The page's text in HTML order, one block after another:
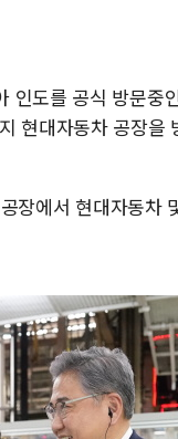
인도를 공식 방문중
현대자동차 공장을
장에서 현대자동차